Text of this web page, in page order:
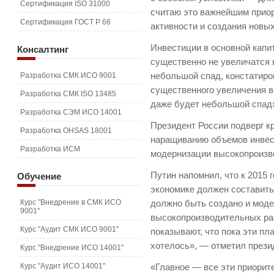
считаю это важнейшим
активности и создания
Инвестиции в основной
существенно не
небольшой спад,
существенного увеличения
даже будет небольшой
Президент России подверг
наращиванию объемов
модернизации
Путин напомнил, что к 2015
экономике должен
должно быть создано и
высокопроизводительных
показывают, что пока эти
хотелось», — отметил
«Главное — все эти
Сертификация ISO 31000
Сертификация ГОСТ Р 66
Консалтинг
Разработка СМК ИСО 9001
Разработка СМК ISO 13485
Разработка СЭМ ИСО 14001
Разработка OHSAS 18001
Разработка ИСМ
Обучение
Курс "Внедрение в СМК ИСО
9001"
Курс "Аудит СМК ИСО 9001"
Курс "Внедрение ИСО 14001"
Курс "Аудит ИСО 14001"